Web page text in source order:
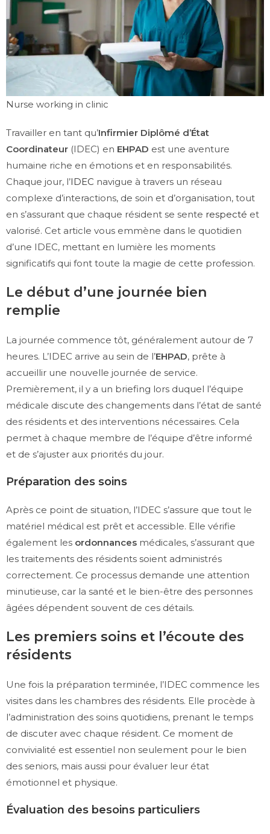
Nurse working in clinic
Travailler en tant qu’Infirmier Diplômé d’État
Coordinateur (IDEC) en EHPAD est une aventure
humaine riche en émotions et en responsabilités.
Chaque jour, l’IDEC navigue à travers un réseau
complexe d’interactions, de soin et d’organisation, tout
en s’assurant que chaque résident se sente respecté et
valorisé. Cet article vous emmène dans le quotidien
d’une IDEC, mettant en lumière les moments
significatifs qui font toute la magie de cette profession.
Le début d’une journée bien
remplie
La journée commence tôt, généralement autour de 7
heures. L’IDEC arrive au sein de l’EHPAD, prête à
accueillir une nouvelle journée de service.
Premièrement, il y a un briefing lors duquel l’équipe
médicale discute des changements dans l’état de santé
des résidents et des interventions nécessaires. Cela
permet à chaque membre de l’équipe d’être informé
et de s’ajuster aux priorités du jour.
Préparation des soins
Après ce point de situation, l’IDEC s’assure que tout le
matériel médical est prêt et accessible. Elle vérifie
également les ordonnances médicales, s’assurant que
les traitements des résidents soient administrés
correctement. Ce processus demande une attention
minutieuse, car la santé et le bien-être des personnes
âgées dépendent souvent de ces détails.
Les premiers soins et l’écoute des
résidents
Une fois la préparation terminée, l’IDEC commence les
visites dans les chambres des résidents. Elle procède à
l’administration des soins quotidiens, prenant le temps
de discuter avec chaque résident. Ce moment de
convivialité est essentiel non seulement pour le bien
des seniors, mais aussi pour évaluer leur état
émotionnel et physique.
Évaluation des besoins particuliers